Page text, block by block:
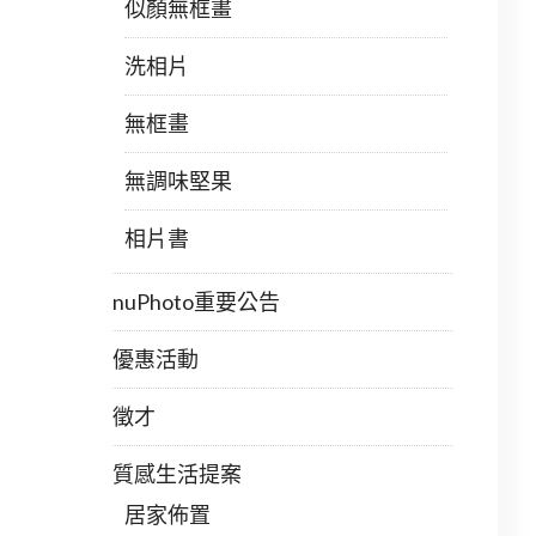
似顏無框畫
洗相片
無框畫
無調味堅果
相片書
nuPhoto重要公告
優惠活動
徵才
質感生活提案
居家佈置